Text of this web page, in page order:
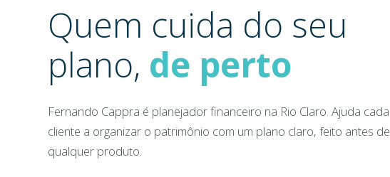
Quem cuida do seu
plano, de perto
Fernando Cappra é planejador financeiro na Rio Claro. Ajuda cada
cliente a organizar o patrimônio com um plano claro, feito antes de
qualquer produto.